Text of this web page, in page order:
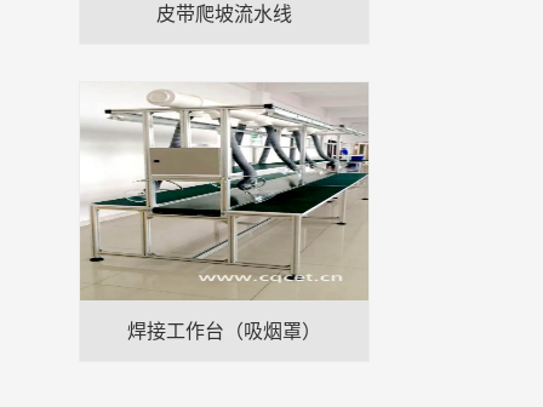
皮带爬坡流水线
焊接工作台（吸烟罩）